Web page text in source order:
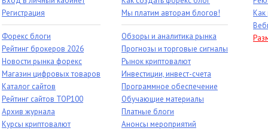
Регистрация
Форекс блоги
Рейтинг брокеров 2026
Новости рынка форекс
Магазин цифровых товаров
Каталог сайтов
Рейтинг сайтов TOP100
Архив журнала
Курсы криптовалют
Мы платим авторам блогов!
Обзоры и аналитика рынка
Прогнозы и торговые сигналы
Рынок криптовалют
Инвестиции, инвест-счета
Программное обеспечение
Обучающие материалы
Платные блоги
Анонсы мероприятий
Как